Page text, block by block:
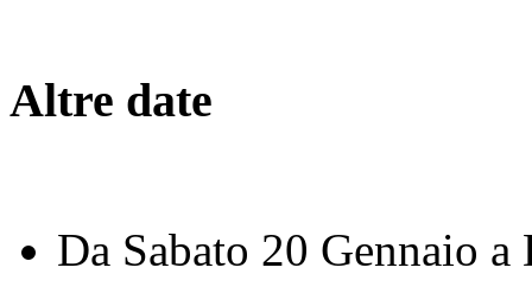
Altre date
Da Sabato 20 Gennaio a